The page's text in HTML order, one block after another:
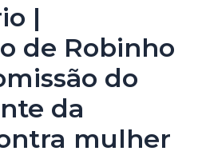
|
de Robinho
do
da
mulher